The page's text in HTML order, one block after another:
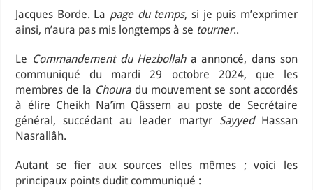
Jacques Borde. La page du temps, si je puis m’exprimer
ainsi, n’aura pas mis longtemps à se tourner..
Le Commandement du Hezbollaha annoncé, dans son
communiqué du mardi 29 octobre 2024, que les
membres de la Chouradu mouvement se sont accordés
à élire Cheikh Na’ïm Qâssem au poste de Secrétaire
général, succédant au leader martyr SayyedHassan
Nasrallâh.
Autant se fier aux sources elles mêmes ; voici les
principaux points dudit communiqué :